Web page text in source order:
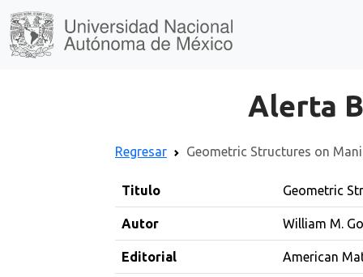
Alerta
Regresar Geometric Structures on
Titulo Geometric
Autor William M.
Editorial American